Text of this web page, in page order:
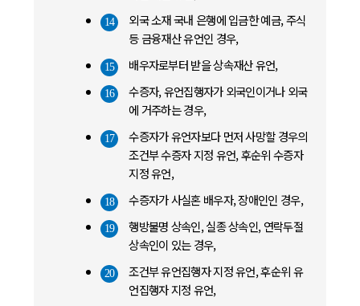
14
외국 소재 국내 은행에 입금한 예금, 주식
등 금융재산 유언인 경우,
15 배우자로부터 받을 상속재산 유언,
16
수증자, 유언집행자가 외국인이거나 외국
에 거주하는 경우,
17
수증자가 유언자보다 먼저 사망할 경우의
조건부 수증자 지정 유언, 후순위 수증자
지정 유언,
18 수증자가 사실혼 배우자, 장애인인 경우,
19
행방불명 상속인, 실종 상속인, 연락두절
상속인이 있는 경우,
20
조건부 유언집행자 지정 유언, 후순위 유
언집행자 지정 유언,